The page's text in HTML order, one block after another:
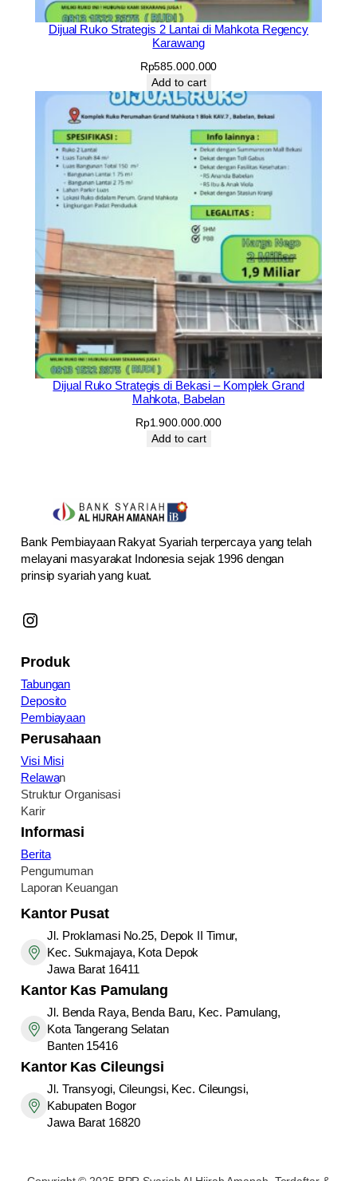
Dijual Ruko Strategis 2 Lantai di Mahkota Regency
Karawang
Rp585.000.000
Add to cart
Dijual Ruko Strategis di Bekasi – Komplek Grand
Mahkota, Babelan
Rp1.900.000.000
Add to cart
Bank Pembiayaan Rakyat Syariah terpercaya yang telah
melayani masyarakat Indonesia sejak 1996 dengan
prinsip syariah yang kuat.
Instagram
Produk
Tabungan
Deposito
Pembiayaan
Perusahaan
Visi Misi
Relawan
Struktur Organisasi
Karir
Informasi
Berita
Pengumuman
Laporan Keuangan
Kantor Pusat
Jl. Proklamasi No.25, Depok II Timur,
Kec. Sukmajaya, Kota Depok
Jawa Barat 16411
Kantor Kas Pamulang
Jl. Benda Raya, Benda Baru, Kec. Pamulang,
Kota Tangerang Selatan
Banten 15416
Kantor Kas Cileungsi
Jl. Transyogi, Cileungsi, Kec. Cileungsi,
Kabupaten Bogor
Jawa Barat 16820